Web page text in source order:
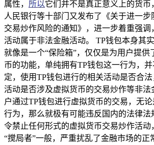
属性， 所以它们并不是真正意义上的货币
人民银行等十部门又发布了《关于进一步
交易炒作风险的通知》，进一步着重强
活动属于非法金融活动。 TP钱包本身其
就像是一个“保险箱”，仅仅是为用户提供
币的功能，单纯拥有TP钱包这一行为，
定，使用TP钱包进行的相关活动是否合
活动是否涉及虚拟货币的交易炒作等非法
户通过TP钱包进行虚拟货币的交易，无
行为，那么就极有可能违反国内的法律法
令禁止任何形式的虚拟货币交易炒作活动
“搅局者”一般，严重扰乱了金融市场的正